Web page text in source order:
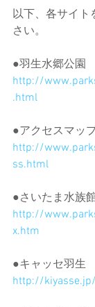
以下、各サイト
さい。
●羽生水郷公園
http://
.html
●アクセスマッ
http://
ss.html
●さいたま水族
http://
x.htm
●キャッセ羽生
http://kiyasse.jp/